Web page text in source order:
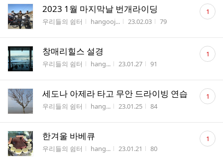
2023 1월 마지막날 번개라이딩
게시판명
우리들의 쉼터 작성자
hangooj... 작성시간
23.02.03 조회수
79
댓
글 1
창매리힐스 설경
게시판명
우리들의 쉼터 작성자
hang... 작성시간
23.01.27 조회수
91
댓
글 1
세도나 아제라 타고 무안 드라이빙 연습
게시판명
우리들의 쉼터 작성자
hang... 작성시간
23.01.25 조회수
84
댓
글 1
한겨울 바베큐
게시판명
우리들의 쉼터 작성자
hang... 작성시간
23.01.21 조회수
80
댓
글 1